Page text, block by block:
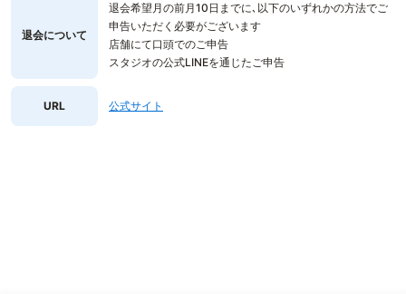
退会について
退会希望月の前月10日までに､以下のいずれかの方法でご
申告いただく必要がございます
店舗にて口頭でのご申告
スタジオの公式LINEを通じたご申告
URL 公式サイト